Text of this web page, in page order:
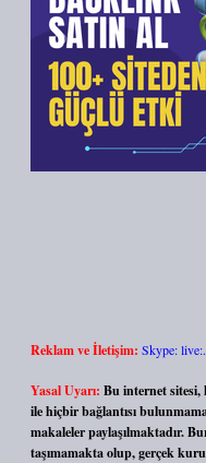
Reklam ve İletişim: Skype:
Yasal Uyarı: Bu internet
ile hiçbir bağlantısı
makaleler paylaşılmaktadır.
taşımamakta olup, gerçek